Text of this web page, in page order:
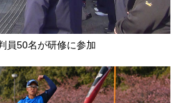
員50名が研修に参加